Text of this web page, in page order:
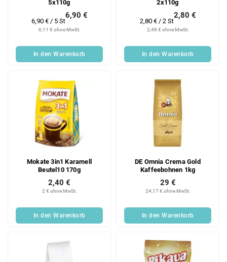
5x110g
6,11 € ohne MwSt.
6,90 €
Verkaufspreis:
6,90 € / 5 St
In den Warenkorb
2x110g
2,48 € ohne MwSt.
2,80 €
Verkaufspreis:
2,80 € / 2 St
In den Warenkorb
Mokate 3in1 Karamell
Beutel10 170g
2 € ohne MwSt.
2,40 €
In den Warenkorb
DE Omnia Crema Gold
Kaffeebohnen 1kg
24,17 € ohne MwSt.
29 €
In den Warenkorb